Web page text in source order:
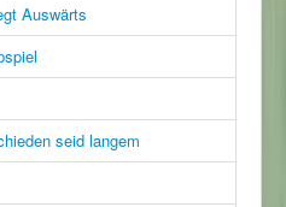
Auswärts
seid langem